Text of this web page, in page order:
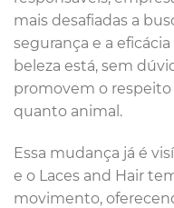
mais desafiadas a
segurança e a
beleza está, sem
promovem o
quanto animal.
Essa mudança já é
e o Laces and Hair
movimento,